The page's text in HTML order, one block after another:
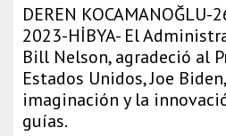
DEREN
2023-HİBYA- El
Bill Nelson, agradeció al
Estados Unidos, Joe
imaginación y la
guías.